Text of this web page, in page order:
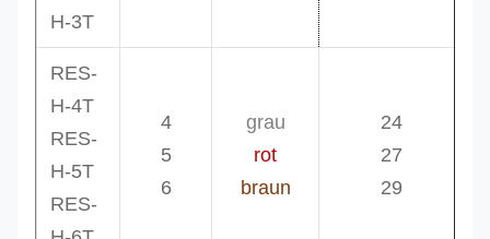
H-3T
RES-
H-4T
RES-
H-5T
RES-
4
5
6
grau
rot
braun
24
27
29